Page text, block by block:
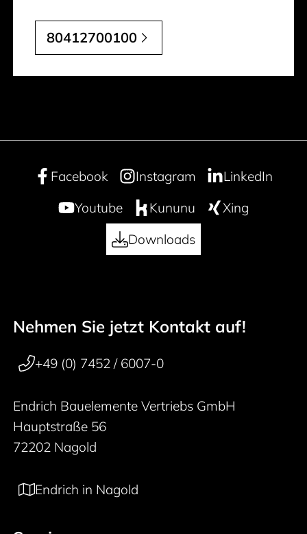
80412700100
Facebook Instagram
LinkedIn
Youtube
Kununu
Xing
Downloads
50 years
Footer navigation
Nehmen Sie jetzt Kontakt auf!
+49 (0) 7452 / 6007-0
Endrich Bauelemente Vertriebs GmbH
Hauptstraße 56
72202 Nagold
Endrich in Nagold